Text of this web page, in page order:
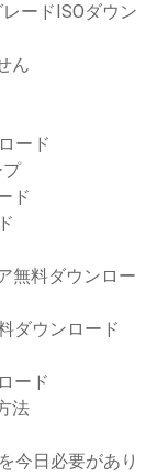
ードISOダウン
ん
ード
ド
無料ダウンロー
ダウンロード
ード
法
今日必要があり